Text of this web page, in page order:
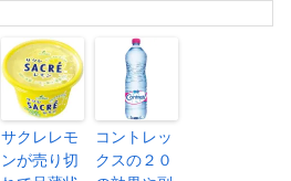
サクレレモ
ンが売り切
コントレッ
クスの２０